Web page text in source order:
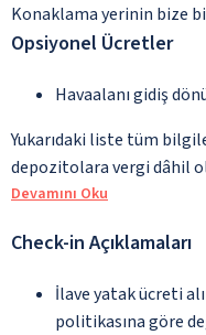
Konaklama yerinin bize
Opsiyonel Ücretler
Havaalanı gidiş
Yukarıdaki liste tüm
depozitolara vergi dâhil
Devamını Oku
Check-in Açıklamaları
İlave yatak ücreti
politikasına göre